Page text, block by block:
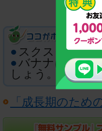
● スクスクカル
●バナナはミキ
しょう。
「成長期のた